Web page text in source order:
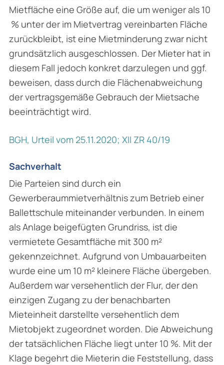
Mietfläche eine Größe auf, die um weniger als 10
% unter der im Mietvertrag vereinbarten Fläche
zurückbleibt, ist eine Mietminderung zwar nicht
grundsätzlich ausgeschlossen. Der Mieter hat in
diesem Fall jedoch konkret darzulegen und ggf.
beweisen, dass durch die Flächen­abweichung
der vertragsgemäße Gebrauch der Mietsache
beeinträchtigt wird.
BGH, Urteil vom 25.11.2020; XII ZR 40/19
Sachverhalt
Die Parteien sind durch ein
Gewerberaummietverhältnis zum Betrieb einer
Ballettschule mit­einander verbunden. In einem
als Anlage beigefügten Grundriss, ist die
vermietete Gesamt­fläche mit 300 m²
gekennzeichnet. Aufgrund von Umbauarbeiten
wurde eine um 10 m² kleinere Fläche übergeben.
Außerdem war versehentlich der Flur, der den
einzigen Zugang zu der benachbarten
Mieteinheit darstellte versehentlich dem
Mietobjekt zugeordnet worden. Die Abweichung
der tatsächlichen Fläche liegt unter 10 %. Mit der
Klage begehrt die Mieterin die Feststellung, dass